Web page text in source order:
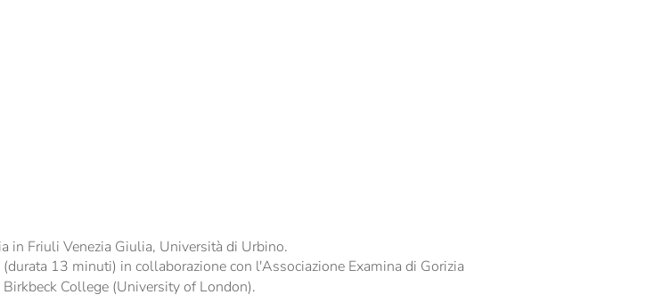
in Friuli Venezia Giulia, Università di Urbino.
13 minuti) in collaborazione con l'Associazione Examina di Gorizia
College (University of London).